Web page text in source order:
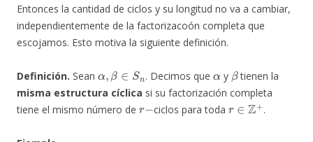
Entonces la cantidad de ciclos y su longitud no va a cambiar,
independientemente de la factorizacoón completa que
escojamos. Esto motiva la siguiente definición.
Definición. Sean
β∈ n
. Decimos que y
β
tienen la
misma estructura cíclica si su factorización completa
tiene el mismo número de
r −
ciclos para toda
r∈Z+
.